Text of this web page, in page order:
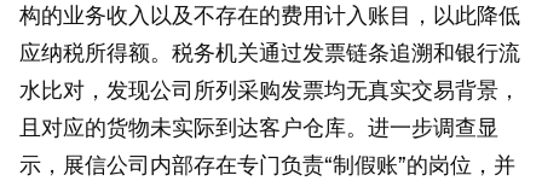
构的业务收入以及不存在的费用计入账目，以此降低
应纳税所得额。税务机关通过发票链条追溯和银行流
水比对，发现公司所列采购发票均无真实交易背景，
且对应的货物未实际到达客户仓库。进一步调查显
示，展信公司内部存在专门负责“制假账”的岗位，并